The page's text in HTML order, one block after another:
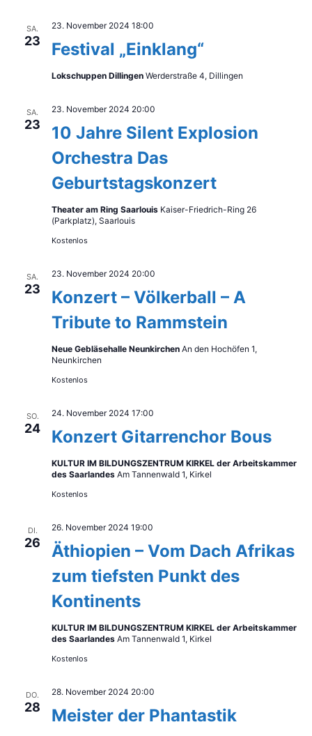
SA.
23 Festival „Einklang“
23. November 2024 18:00
Lokschuppen Dillingen Werderstraße 4, Dillingen
SA.
23
10 Jahre Silent Explosion
Orchestra Das
Geburtstagskonzert
23. November 2024 20:00
Theater am Ring Saarlouis Kaiser-Friedrich-Ring 26
(Parkplatz), Saarlouis
Kostenlos
SA.
23
Konzert – Völkerball – A
Tribute to Rammstein
23. November 2024 20:00
Neue Gebläsehalle Neunkirchen An den Hochöfen 1,
Neunkirchen
Kostenlos
SO.
24 Konzert Gitarrenchor Bous
24. November 2024 17:00
KULTUR IM BILDUNGSZENTRUM KIRKEL der Arbeitskammer
des Saarlandes Am Tannenwald 1, Kirkel
Kostenlos
DI.
26
Äthiopien – Vom Dach Afrikas
zum tiefsten Punkt des
Kontinents
26. November 2024 19:00
KULTUR IM BILDUNGSZENTRUM KIRKEL der Arbeitskammer
des Saarlandes Am Tannenwald 1, Kirkel
Kostenlos
DO.
28 Meister der Phantastik
28. November 2024 20:00